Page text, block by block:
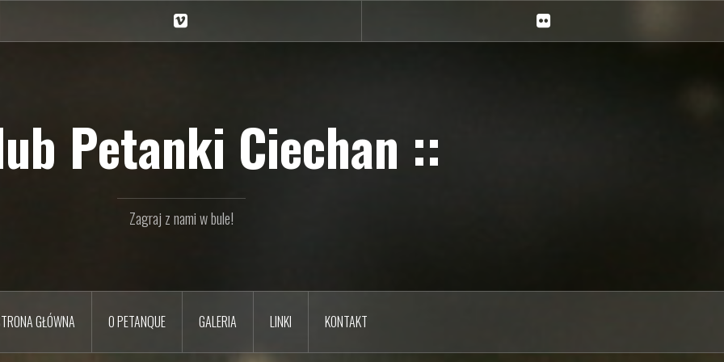
na
na
Petanki Ciechan ::
Zagraj z nami w bule!
GŁÓWNA O PETANQUE GALERIA LINKI KONTAKT